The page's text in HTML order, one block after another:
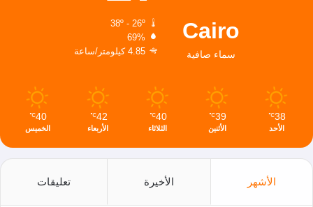
Cairo
سماء صافية
38º - 26º
69%
4.85 كيلومتر/ساعة
38
℃
الأحد
39
℃
الأثنين
40
℃
الثلاثاء
42
℃
الأربعاء
40
℃
الخميس
الأشهر الأخيرة تعليقات